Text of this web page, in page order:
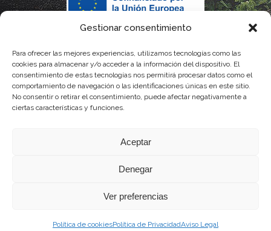
Gestionar consentimiento
Para ofrecer las mejores experiencias, utilizamos tecnologías como las
cookies para almacenar y/o acceder a la información del dispositivo. El
consentimiento de estas tecnologías nos permitirá procesar datos como el
comportamiento de navegación o las identificaciones únicas en este sitio.
No consentir o retirar el consentimiento, puede afectar negativamente a
ciertas características y funciones.
Aceptar
Denegar
Ver preferencias
Política de cookiesPolítica de PrivacidadAviso Legal
La gestión de la DOP Lanzarote realizada por este Consejo Regulador es financiada,
con fondos provenientes del presupuesto de gastos del Instituto Canario de
Calidad Agroalimentaria